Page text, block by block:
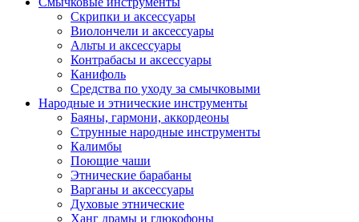
Скрипки и аксессуары
Виолончели и аксессуары
Альты и аксессуары
Контрабасы и аксессуары
Канифоль
Средства по уходу за смычковыми
Народные и этнические инструменты
Баяны, гармони, аккордеоны
Струнные народные инструменты
Калимбы
Поющие чаши
Этнические барабаны
Варганы и аксессуары
Духовые этнические
Ханг драмы и глюкофоны